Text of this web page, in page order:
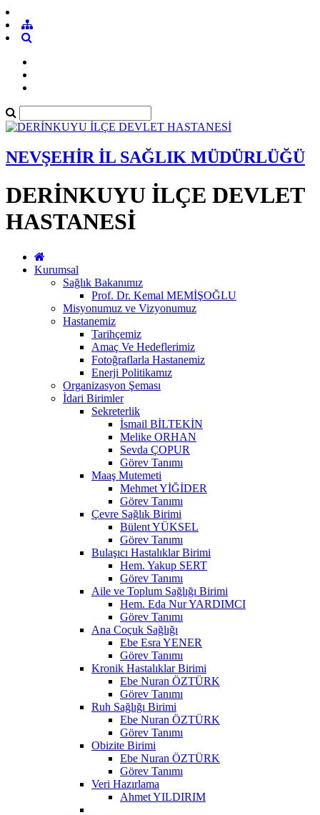
NEVŞEHİR İL SAĞLIK MÜDÜRLÜĞÜ
DERİNKUYU İLÇE DEVLET
HASTANESİ
Kurumsal
Sağlık Bakanımız
Prof. Dr. Kemal MEMİŞOĞLU
Misyonumuz ve Vizyonumuz
Hastanemiz
Tarihçemiz
Amaç Ve Hedeflerimiz
Fotoğraflarla Hastanemiz
Enerji Politikamız
Organizasyon Şeması
İdari Birimler
Sekreterlik
İsmail BİLTEKİN
Melike ORHAN
Sevda ÇOPUR
Görev Tanımı
Maaş Mutemeti
Mehmet YİĞİDER
Görev Tanımı
Çevre Sağlık Birimi
Bülent YÜKSEL
Görev Tanımı
Bulaşıcı Hastalıklar Birimi
Hem. Yakup SERT
Görev Tanımı
Aile ve Toplum Sağlığı Birimi
Hem. Eda Nur YARDIMCI
Görev Tanımı
Ana Coçuk Sağlığı
Ebe Esra YENER
Görev Tanımı
Kronik Hastalıklar Birimi
Ebe Nuran ÖZTÜRK
Görev Tanımı
Ruh Sağlığı Birimi
Ebe Nuran ÖZTÜRK
Görev Tanımı
Obizite Birimi
Ebe Nuran ÖZTÜRK
Görev Tanımı
Veri Hazırlama
Ahmet YILDIRIM